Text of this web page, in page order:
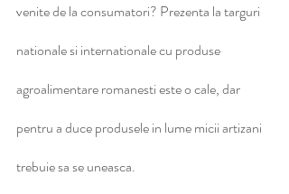
venite de la consumatori? Prezenta la targuri
nationale si internationale cu produse
agroalimentare romanesti este o cale, dar
pentru a duce produsele in lume micii artizani
trebuie sa se uneasca.